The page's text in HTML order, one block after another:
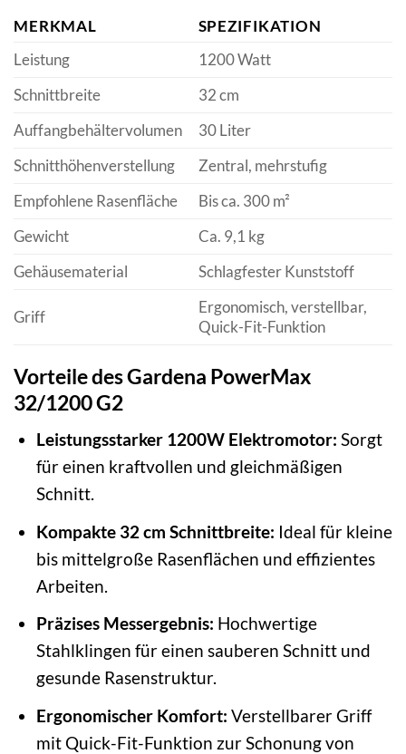
MERKMAL
SPEZIFIKATION
Leistung
1200 Watt
Schnittbreite
32 cm
Auffangbehältervolumen
30 Liter
Schnitthöhenverstellung
Zentral, mehrstufig
Empfohlene Rasenfläche
Bis ca. 300 m²
Gewicht
Ca. 9,1 kg
Gehäusematerial
Schlagfester Kunststoff
Griff
Ergonomisch, verstellbar,
Quick-Fit-Funktion
Vorteile des Gardena PowerMax
32/1200 G2
Leistungsstarker 1200W Elektromotor: Sorgt
für einen kraftvollen und gleichmäßigen
Schnitt.
Kompakte 32 cm Schnittbreite: Ideal für kleine
bis mittelgroße Rasenflächen und effizientes
Arbeiten.
Präzises Messergebnis: Hochwertige
Stahlklingen für einen sauberen Schnitt und
gesunde Rasenstruktur.
Ergonomischer Komfort: Verstellbarer Griff
mit Quick-Fit-Funktion zur Schonung von